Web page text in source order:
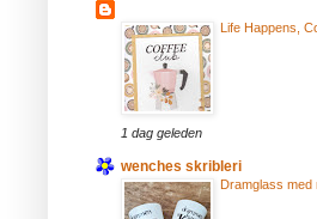
Life Happens,
1 dag geleden
wenches skribleri
Dramglass med